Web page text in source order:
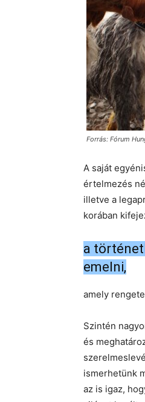
Forrás: Fórum
A saját
értelmezés
illetve a
korában
a
emelni,
amely
Szintén
és
ismerhetünk
az is igaz,